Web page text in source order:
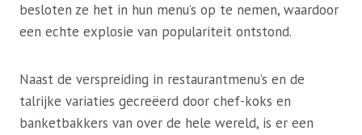
besloten ze het in hun menu’s op te nemen, waardoor
een echte explosie van populariteit ontstond.
Naast de verspreiding in restaurantmenu’s en de
talrijke variaties gecreëerd door chef-koks en
banketbakkers van over de hele wereld, is er een